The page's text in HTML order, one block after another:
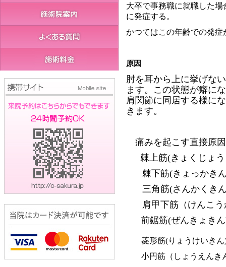
大卒で事務職に就職した場
に発症する。
かつてはこの年齢での発
原因
肘を耳から上に挙げな
ます。この状態が癖に
肩関節に同居する様に
きます。
痛みを起こす直接原
棘上筋(きょくじょ
棘下筋(きょっかき
三角筋(さんかくき
肩甲下筋（けんこう
前鋸筋(ぜんきょきん
菱形筋(りょうけいきん
小円筋（しょうえんき